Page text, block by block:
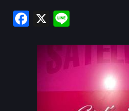
F
c
e
o
X
e